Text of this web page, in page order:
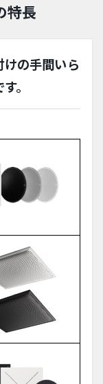
特長
の手間いら
。